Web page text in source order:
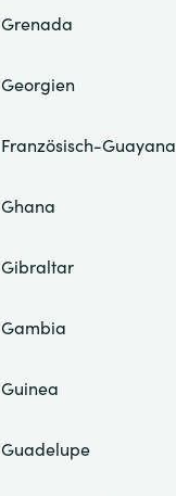
Grenada
Georgien
Französisch-Guayana
Ghana
Gibraltar
Gambia
Guinea
Guadelupe